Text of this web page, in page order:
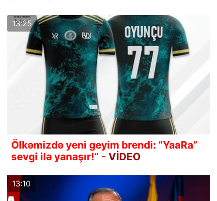
13:25
Ölkəmizdə yeni geyim brendi: “YaaRa”
sevgi ilə yanaşır!” - VİDEO
13:10